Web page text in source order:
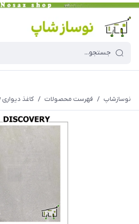
نوسازشاپ / فهرست محصولات / کاغذ دیواری Discovery مدل 1045